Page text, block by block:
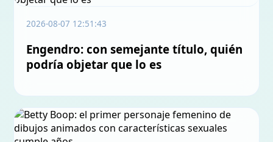
2026-08-07 12:51:43
Engendro: con semejante título, quién
podría objetar que lo es